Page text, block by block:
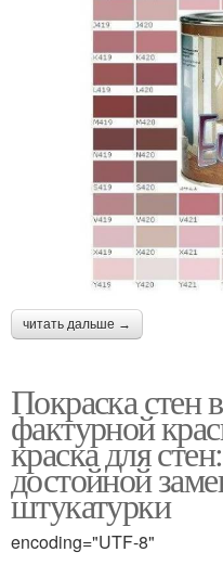
читать дальше →
Покраска стен
фактурной
краска для
достойной
штукатурки
encoding="UTF-8"